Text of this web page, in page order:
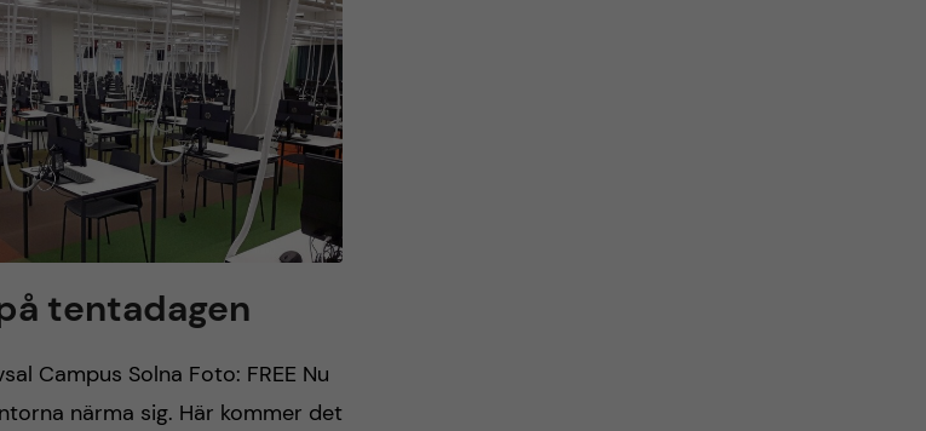
tentadagen
Campus Solna Foto: FREE Nu
närma sig. Här kommer det